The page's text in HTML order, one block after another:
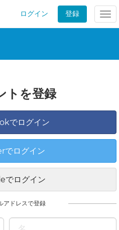
ログイン 登録
トを登録
でログイン
ログイン
でログイン
アドレスで登録